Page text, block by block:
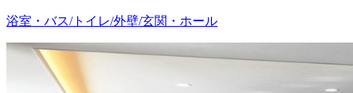
浴室・バス/トイレ/外壁/玄関・ホール